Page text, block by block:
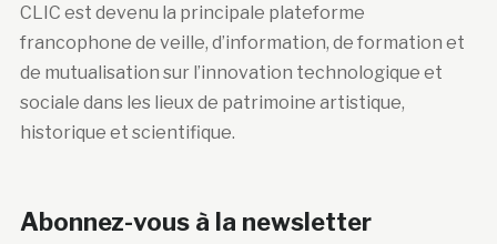
CLIC est devenu la principale plateforme
francophone de veille, d’information, de formation et
de mutualisation sur l’innovation technologique et
sociale dans les lieux de patrimoine artistique,
historique et scientifique.
Abonnez-vous à la newsletter